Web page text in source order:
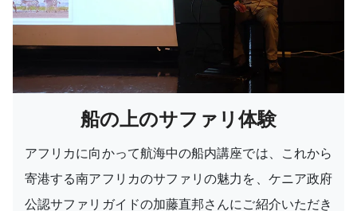
船の上のサファリ体験
アフリカに向かって航海中の船内講座では、これから
寄港する南アフリカのサファリの魅力を、ケニア政府
公認サファリガイドの加藤直邦さんにご紹介いただき